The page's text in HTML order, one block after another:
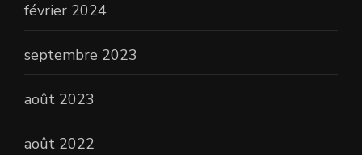
février 2024
septembre 2023
août 2023
août 2022